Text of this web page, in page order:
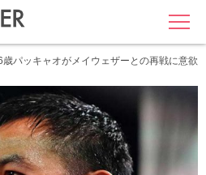
MENU
歳パッキャオがメイウェザーとの再戦に意